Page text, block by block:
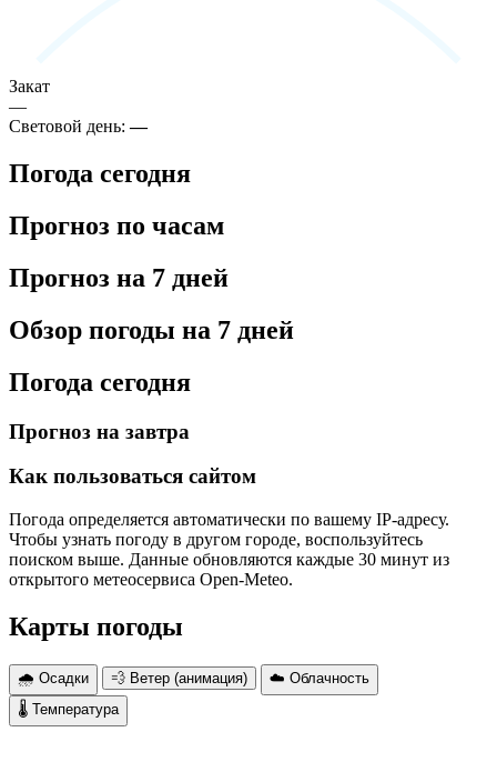
Закат
—
Световой день:—
Погода сегодня
Прогноз по часам
Прогноз на 7 дней
Обзор погоды на 7 дней
Погода сегодня
Прогноз на завтра
Как пользоваться сайтом
Погода определяется автоматически по вашему IP-адресу.
Чтобы узнать погоду в другом городе, воспользуйтесь
поиском выше. Данные обновляются каждые 30 минут из
открытого метеосервиса Open-Meteo.
Карты погоды
🌧 Осадки 💨 Ветер (анимация)
☁️ Облачность
🌡 Температура